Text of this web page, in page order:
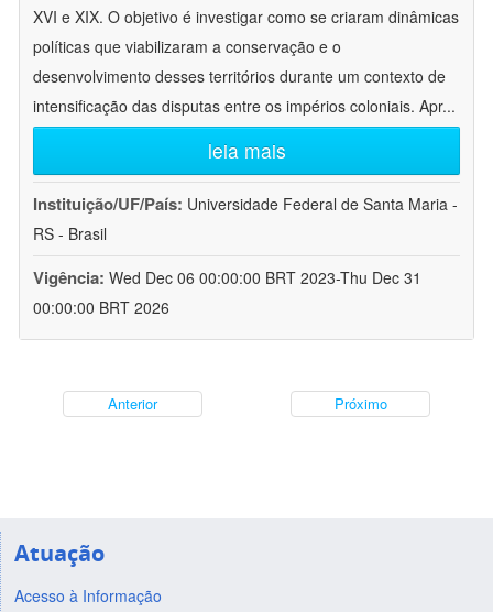
XVI e XIX. O objetivo é investigar como se criaram dinâmicas
políticas que viabilizaram a conservação e o
desenvolvimento desses territórios durante um contexto de
intensificação das disputas entre os impérios coloniais. Apr...
leia mais
Instituição/UF/País: Universidade Federal de Santa Maria -
RS - Brasil
Vigência: Wed Dec 06 00:00:00 BRT 2023-Thu Dec 31
00:00:00 BRT 2026
Anterior Próximo
Atuação
Acesso à Informação